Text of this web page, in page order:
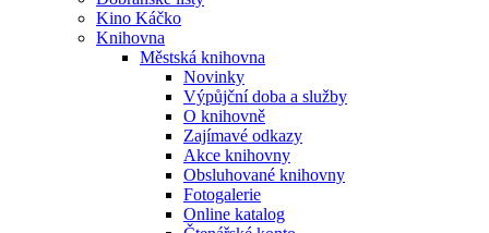
Kino Káčko
Knihovna
Městská knihovna
Novinky
Výpůjční doba a služby
O knihovně
Zajímavé odkazy
Akce knihovny
Obsluhované knihovny
Fotogalerie
Online katalog